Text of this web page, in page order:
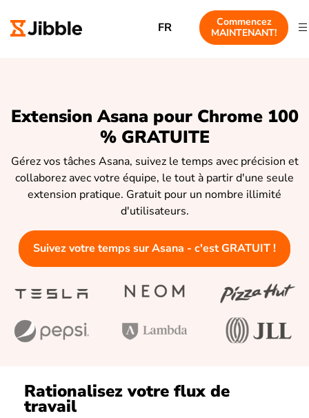
FR
Commencez
MAINTENANT!
Extension Asana pour Chrome 100
% GRATUITE
Gérez vos tâches Asana, suivez le temps avec précision et
collaborez avec votre équipe, le tout à partir d'une seule
extension pratique. Gratuit pour un nombre illimité
d'utilisateurs.
Suivez votre temps sur Asana - c'est GRATUIT !
Rationalisez votre flux de
travail